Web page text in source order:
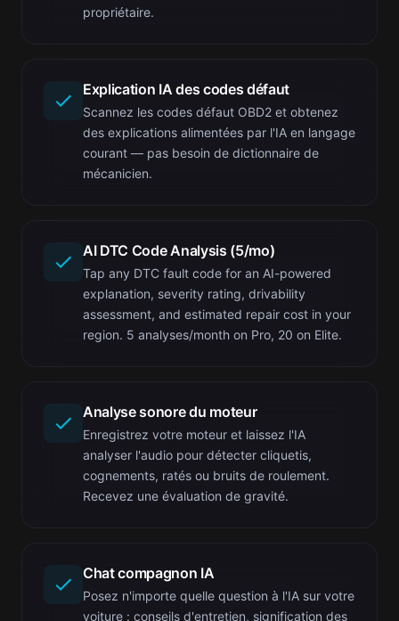
propriétaire.
Explication IA des codes défaut
Scannez les codes défaut OBD2 et obtenez
des explications alimentées par l'IA en langage
courant — pas besoin de dictionnaire de
mécanicien.
AI DTC Code Analysis (5/mo)
Tap any DTC fault code for an AI-powered
explanation, severity rating, drivability
assessment, and estimated repair cost in your
region. 5 analyses/month on Pro, 20 on Elite.
Analyse sonore du moteur
Enregistrez votre moteur et laissez l'IA
analyser l'audio pour détecter cliquetis,
cognements, ratés ou bruits de roulement.
Recevez une évaluation de gravité.
Chat compagnon IA
Posez n'importe quelle question à l'IA sur votre
voiture : conseils d'entretien, signification des